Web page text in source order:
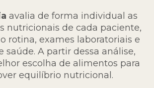
avalia de forma individual as
nutricionais de cada paciente,
rotina, exames laboratoriais e
saúde. A partir dessa análise,
escolha de alimentos para
equilíbrio nutricional.